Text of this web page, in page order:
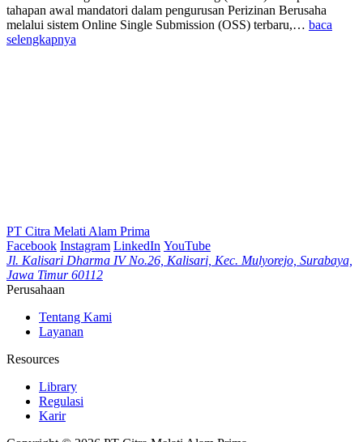
tahapan awal mandatori dalam pengurusan Perizinan Berusaha
melalui sistem Online Single Submission (OSS) terbaru,… baca
selengkapnya
PT Citra Melati Alam Prima
Facebook Instagram LinkedIn YouTube
Jl. Kalisari Dharma IV No.26, Kalisari, Kec. Mulyorejo, Surabaya,
Jawa Timur 60112
Perusahaan
Tentang Kami
Layanan
Resources
Library
Regulasi
Karir